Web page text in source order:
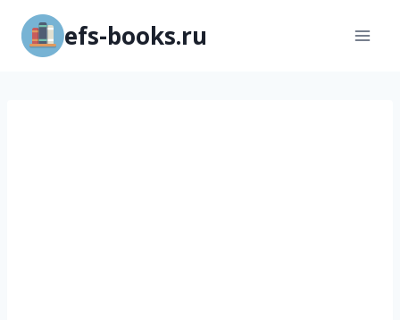
Перейти
содержимому
efs-books.ru